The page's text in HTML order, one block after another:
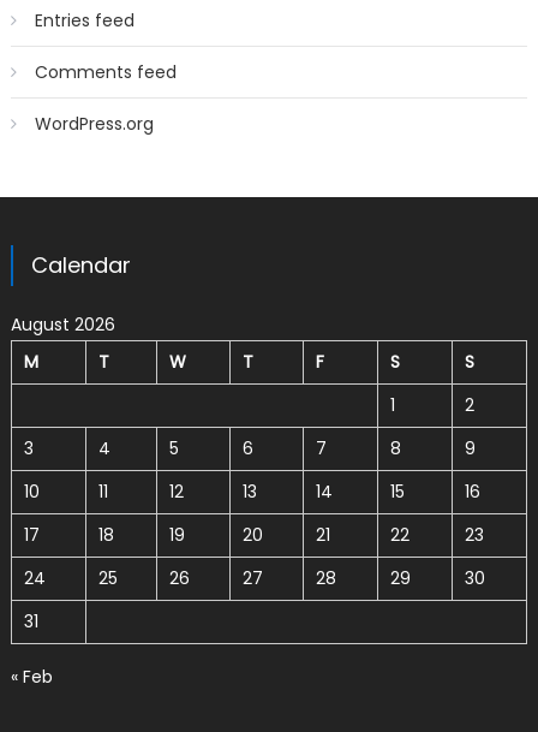
Entries feed
Comments feed
WordPress.org
Calendar
August 2026
M
T W T F S
S
1
2
3
4 5 6 7 8
9
10
11 12 13 14 15
16
17
18 19 20 21 22
23
24
25 26 27 28 29
30
31
« Feb